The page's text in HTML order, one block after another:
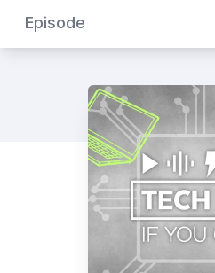
Episode